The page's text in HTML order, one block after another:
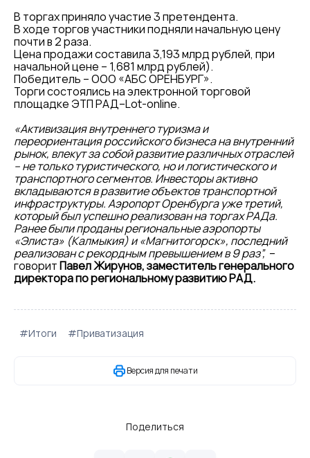
В торгах приняло участие 3 претендента.
В ходе торгов участники подняли начальную цену
почти в 2 раза.
Цена продажи составила 3,193 млрд рублей, при
начальной цене – 1,681 млрд рублей).
Победитель – ООО «АБС ОРЕНБУРГ».
Торги состоялись на электронной торговой
площадке ЭТП РАД–Lot-online.
«Активизация внутреннего туризма и
переориентация российского бизнеса на внутренний
рынок, влекут за собой развитие различных отраслей
– не только туристического, но и логистического и
транспортного сегментов. Инвесторы активно
вкладываются в развитие объектов транспортной
инфраструктуры. Аэропорт Оренбурга уже третий,
который был успешно реализован на торгах РАДа.
Ранее были проданы региональные аэропорты
«Элиста» (Калмыкия) и «Магнитогорск», последний
реализован с рекордным превышением в 9 раз”,–
говоритПавел Жирунов, заместитель генерального
директора по региональному развитию РАД.
#Итоги #Приватизация
Версия для печати
Поделиться